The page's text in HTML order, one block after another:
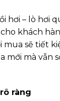
hơi – lò hơi
khách
mua sẽ tiết
mới mà vẫn
ràng